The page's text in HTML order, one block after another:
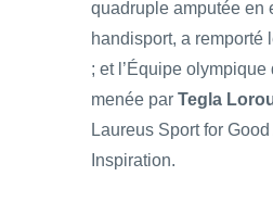
quadruple amputée en
handisport, a remporté
; et l’Équipe
menée par Tegla
Laureus Sport for
Inspiration.